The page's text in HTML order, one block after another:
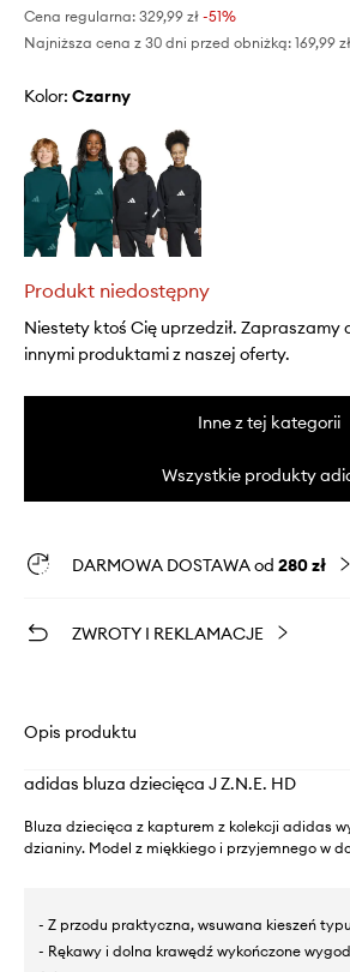
Cena regularna: 329,99 zł -51%
Najniższa cena z 30 dni przed obniżką: 169,99 zł
Kolor: czarny
Produkt niedostępny
Niestety ktoś Cię uprzedził. Zapraszamy
innymi produktami z naszej oferty.
Inne z tej kategorii
Wszystkie produkty
DARMOWA DOSTAWA od 280 zł
ZWROTY I REKLAMACJE
Opis produktu
adidas bluza dziecięca J Z.N.E. HD
Bluza dziecięca z kapturem z kolekcji adidas
dzianiny. Model z miękkiego i przyjemnego w
- Z przodu praktyczna, wsuwana kieszeń
- Rękawy i dolna krawędź wykończone